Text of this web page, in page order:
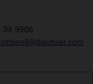
34 9906